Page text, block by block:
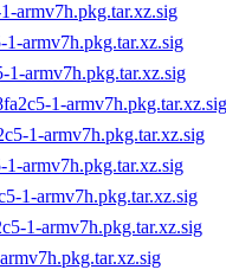
armv7h.pkg.tar.xz.sig
armv7h.pkg.tar.xz.sig
1-armv7h.pkg.tar.xz.sig
1-armv7h.pkg.tar.xz.sig
1-armv7h.pkg.tar.xz.sig
armv7h.pkg.tar.xz.sig
1-armv7h.pkg.tar.xz.sig
1-armv7h.pkg.tar.xz.sig